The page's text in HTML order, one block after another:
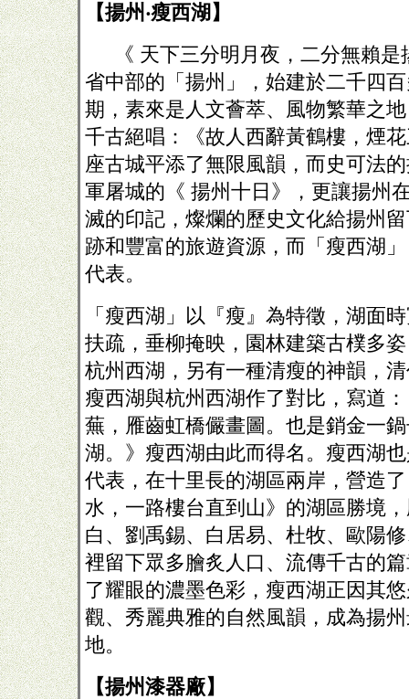
【揚州‧瘦西湖】
《 天下三分明月夜，二分無賴
省中部的「揚州」，始建於二千四
期，素來是人文薈萃、風物繁華之
千古絕唱：《故人西辭黃鶴樓，煙
座古城平添了無限風韻，而史可法
軍屠城的《 揚州十日》，更讓揚州
滅的印記，燦爛的歷史文化給揚州
跡和豐富的旅遊資源，而「瘦西湖
代表。
「瘦西湖」以『瘦』為特徵，湖面
扶疏，垂柳掩映，園林建築古樸多
杭州西湖，另有一種清瘦的神韻，
瘦西湖與杭州西湖作了對比，寫道
蕪，雁齒虹橋儼畫圖。也是銷金一
湖。》瘦西湖由此而得名。瘦西湖
代表，在十里長的湖區兩岸，營造
水，一路樓台直到山》的湖區勝境
白、劉禹錫、白居易、杜牧、歐陽
裡留下眾多膾炙人口、流傳千古的
了耀眼的濃墨色彩，瘦西湖正因其
觀、秀麗典雅的自然風韻，成為揚
地。
【揚州漆器廠】